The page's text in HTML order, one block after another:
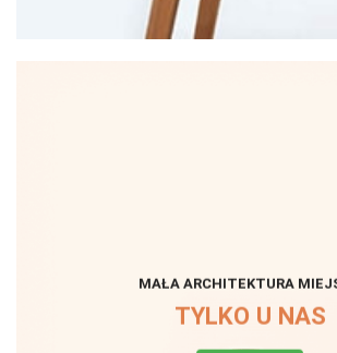
MAŁA ARCHITEKTURA
TYLKO U NAS